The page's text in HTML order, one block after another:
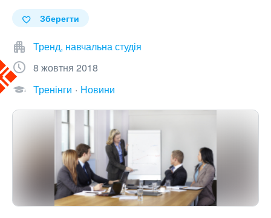
Зберегти
Тренд, навчальна студія
8 жовтня 2018
Тренінги
Новини